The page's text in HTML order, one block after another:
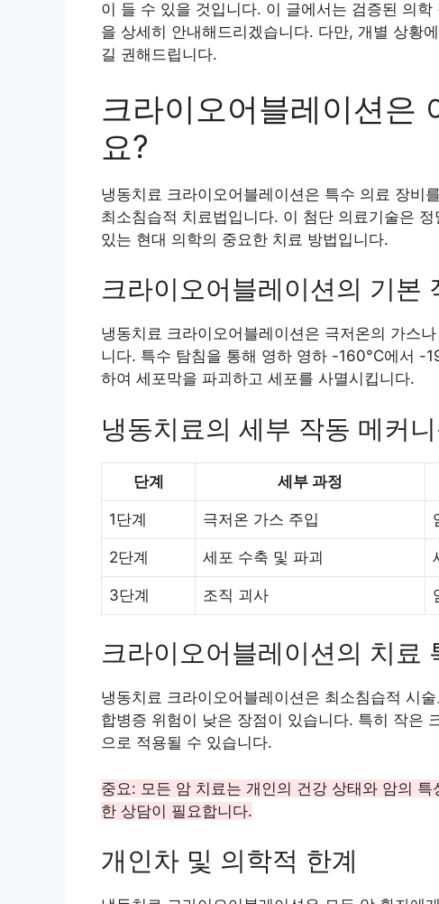
이 들 수 있을 것입니다. 이 글에서는 검증된 의
을 상세히 안내해드리겠습니다. 다만, 개별 상황
길 권해드립니다.
크라이오어블레이션은
요?
냉동치료 크라이오어블레이션은 특수 의료 장비
최소침습적 치료법입니다. 이 첨단 의료기술은
있는 현대 의학의 중요한 치료 방법입니다.
크라이오어블레이션의 기본
냉동치료 크라이오어블레이션은 극저온의 가스
니다. 특수 탐침을 통해 영하 영하 -160°C에서 -
하여 세포막을 파괴하고 세포를 사멸시킵니다.
냉동치료의 세부 작동 메커
단계 세부 과정
1단계 극저온 가스 주입
2단계 세포 수축 및 파괴
3단계 조직 괴사
크라이오어블레이션의 치료
냉동치료 크라이오어블레이션은 최소침습적 시
합병증 위험이 낮은 장점이 있습니다. 특히 작은
으로 적용될 수 있습니다.
중요: 모든 암 치료는 개인의 건강 상태와 암의
한 상담이 필요합니다.
개인차 및 의학적 한계